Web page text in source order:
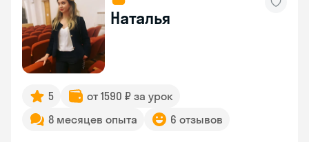
Наталья
5
от 1590 ₽ за урок
8 месяцев опыта
6 отзывов